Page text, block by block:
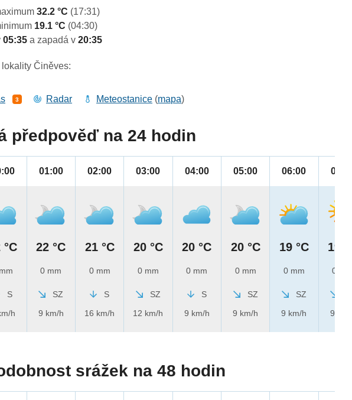
32.2 °C (17:31)
19.1 °C (04:30)
05:35a zapadá v20:35
Činěves:
3 Radar Meteostanice (mapa)
předpověď na 24 hodin
°C
S
h
01:00
22 °C
0 mm
SZ
9 km/h
02:00
21 °C
0 mm
S
16 km/h
03:00
20 °C
0 mm
SZ
12 km/h
04:00
20 °C
0 mm
S
9 km/h
05:00
20 °C
0 mm
SZ
9 km/h
06:00
19 °C
0 mm
SZ
9 km/h
07:00
19 °C
0 mm
9 km/h
srážek na 48 hodin